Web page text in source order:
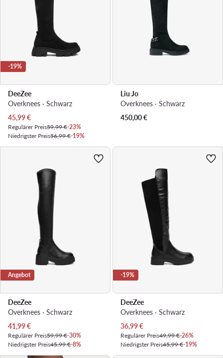
-19%
DeeZee
Overknees · Schwarz
Aktueller Preis
45,99€
Regulärer Preis59,99 €-23%
Niedrigster Preis56,99 €-19%
Liu Jo
Overknees · Schwarz
450,00€
Angebot
DeeZee
Overknees · Schwarz
Aktueller Preis
41,99€
Regulärer Preis59,99 €-30%
Niedrigster Preis45,99 €-8%
-19%
DeeZee
Overknees · Schwarz
Aktueller Preis
36,99€
Regulärer Preis49,99 €-26%
Niedrigster Preis45,99 €-19%